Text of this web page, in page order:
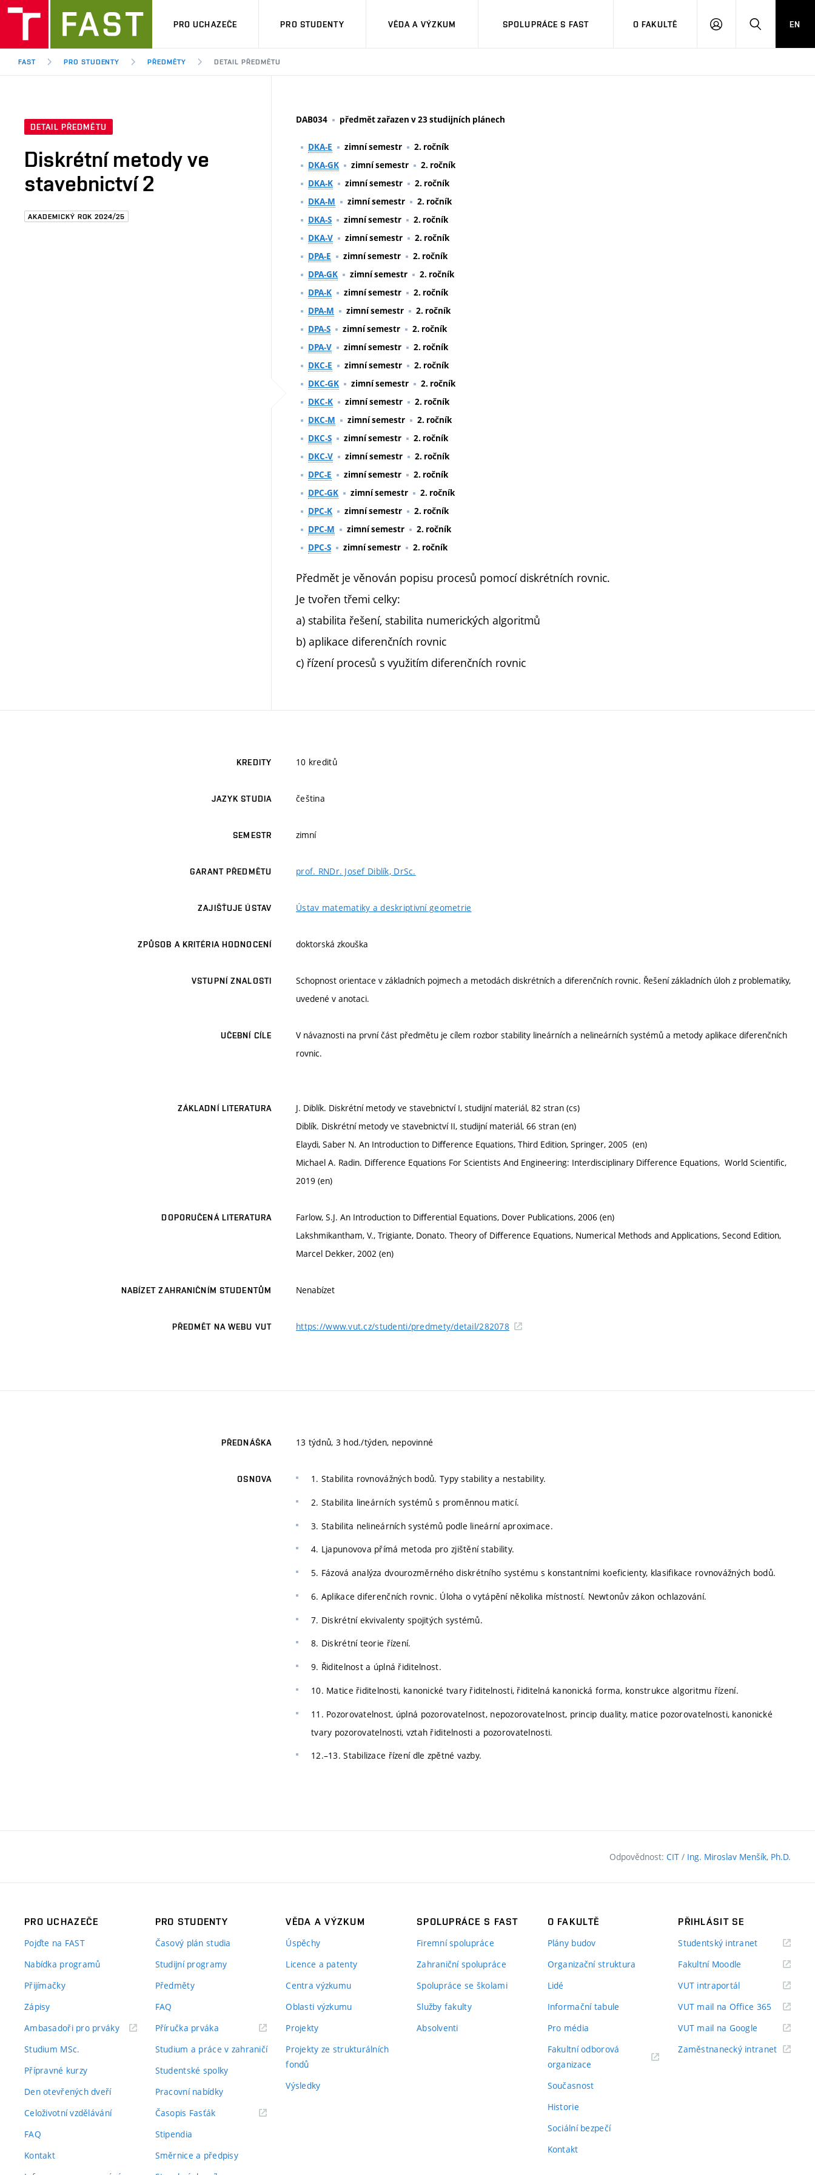
PRO UCHAZEČE PRO STUDENTY VĚDA A VÝZKUM SPOLUPRÁCE S FAST O FAKULTĚ
PŘIHLÁSITHLEDAT
EN
FAST PRO STUDENTY PŘEDMĚTY DETAIL PŘEDMĚTU
DETAIL PŘEDMĚTU
Diskrétní metody ve
stavebnictví 2
AKADEMICKÝ ROK 2024/25
DAB034 předmět zařazen v 23 studijních plánech
DKA-E zimní semestr
2. ročník
DKA-GK
zimní semestr
2. ročník
DKA-K
zimní semestr
2. ročník
DKA-M
zimní semestr
2. ročník
DKA-S
zimní semestr
2. ročník
DKA-V
zimní semestr
2. ročník
DPA-E
zimní semestr
2. ročník
DPA-GK
zimní semestr
2. ročník
DPA-K
zimní semestr
2. ročník
DPA-M
zimní semestr
2. ročník
DPA-S
zimní semestr
2. ročník
DPA-V
zimní semestr
2. ročník
DKC-E
zimní semestr
2. ročník
DKC-GK
zimní semestr
2. ročník
DKC-K
zimní semestr
2. ročník
DKC-M
zimní semestr
2. ročník
DKC-S
zimní semestr
2. ročník
DKC-V
zimní semestr
2. ročník
DPC-E
zimní semestr
2. ročník
DPC-GK
zimní semestr
2. ročník
DPC-K
zimní semestr
2. ročník
DPC-M
zimní semestr
2. ročník
DPC-S
zimní semestr 2. ročník
Předmět je věnován popisu procesů pomocí diskrétních rovnic.
Je tvořen třemi celky:
a) stabilita řešení, stabilita numerických algoritmů
b) aplikace diferenčních rovnic
c) řízení procesů s využitím diferenčních rovnic
KREDITY 10 kreditů
JAZYK STUDIA čeština
SEMESTR zimní
GARANT PŘEDMĚTU prof. RNDr. Josef Diblík, DrSc.
ZAJIŠŤUJE ÚSTAV Ústav matematiky a deskriptivní geometrie
ZPŮSOB A KRITÉRIA HODNOCENÍ doktorská zkouška
VSTUPNÍ ZNALOSTI
Schopnost orientace v základních pojmech a metodách diskrétních a diferenčních rovnic. Řešení základních úloh z problematiky,
uvedené v anotaci.
UČEBNÍ CÍLE
V návaznosti na první část předmětu je cílem rozbor stability lineárních a nelineárních systémů a metody aplikace diferenčních
rovnic.
ZÁKLADNÍ LITERATURA
J. Diblík. Diskrétní metody ve stavebnictví I, studijní materiál, 82 stran (cs)
Diblík. Diskrétní metody ve stavebnictví II, studijní materiál, 66 stran (en)
Elaydi, Saber N. An Introduction to Diﬀerence Equations, Third Edition, Springer, 2005 (en)
Michael A. Radin. Difference Equations For Scientists And Engineering: Interdisciplinary Difference Equations, ‎ World Scientific,
2019 (en)
DOPORUČENÁ LITERATURA
Farlow, S.J. An Introduction to Diﬀerential Equations, Dover Publications, 2006 (en)
Lakshmikantham, V., Trigiante, Donato. Theory of Diﬀerence Equations, Numerical Methods and Applications, Second Edition,
Marcel Dekker, 2002 (en)
NABÍZET ZAHRANIČNÍM STUDENTŮM Nenabízet
PŘEDMĚT NA WEBU VUT https://www.vut.cz/studenti/predmety/detail/282078
PŘEDNÁŠKA 13 týdnů, 3 hod./týden, nepovinné
OSNOVA 1. Stabilita rovnovážných bodů. Typy stability a nestability.
2. Stabilita lineárních systémů s proměnnou maticí.
3. Stabilita nelineárních systémů podle lineární aproximace.
4. Ljapunovova přímá metoda pro zjištění stability.
5. Fázová analýza dvourozměrného diskrétního systému s konstantními koeficienty, klasifikace rovnovážných bodů.
6. Aplikace diferenčních rovnic. Úloha o vytápění několika místností. Newtonův zákon ochlazování.
7. Diskrétní ekvivalenty spojitých systémů.
8. Diskrétní teorie řízení.
9. Řiditelnost a úplná řiditelnost.
10. Matice řiditelnosti, kanonické tvary řiditelnosti, řiditelná kanonická forma, konstrukce algoritmu řízení.
11. Pozorovatelnost, úplná pozorovatelnost, nepozorovatelnost, princip duality, matice pozorovatelnosti, kanonické
tvary pozorovatelnosti, vztah řiditelnosti a pozorovatelnosti.
12.–13. Stabilizace řízení dle zpětné vazby.
Odpovědnost: CIT / Ing. Miroslav Menšík, Ph.D.
PRO UCHAZEČE
Pojďte na FAST
Nabídka programů
Přijímačky
Zápisy
Ambasadoři pro prváky(externí
Studium MSc.
Přípravné kurzy
Den otevřených dveří
Celoživotní vzdělávání
FAQ
Kontakt
PRO STUDENTY
Časový plán studia
Studijní programy
Předměty
FAQ
Příručka prváka(externí
Studium a práce v zahraničí
Studentské spolky
Pracovní nabídky
Časopis Fasťák(externí
Stipendia
Směrnice a předpisy
VĚDA A VÝZKUM
Úspěchy
Licence a patenty
Centra výzkumu
Oblasti výzkumu
Projekty
Projekty ze strukturálních
fondů
Výsledky
SPOLUPRÁCE S FAST
Firemní spolupráce
Zahraniční spolupráce
Spolupráce se školami
Služby fakulty
Absolventi
O FAKULTĚ
Plány budov
Organizační struktura
Lidé
Informační tabule
Pro média
Fakultní odborová
organizace
Současnost
Historie
Sociální bezpečí
Kontakt
PŘIHLÁSIT SE
Studentský intranet(externí
Fakultní Moodle
VUT intraportál(externí
VUT mail na Office 365 (externí
VUT mail na Google (externí
Zaměstnanecký intranet(externí